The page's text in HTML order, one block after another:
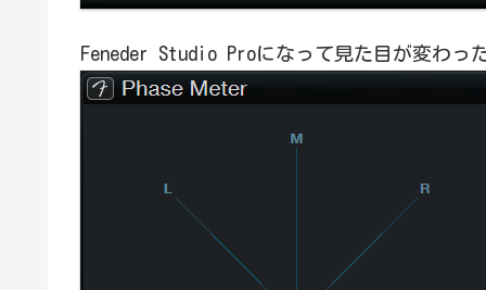
Feneder Studio Proになって見た目が変わっ